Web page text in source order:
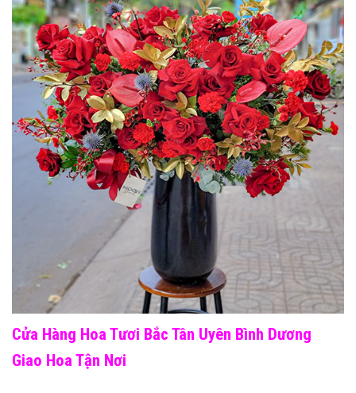
Cửa Hàng Hoa Tươi Bắc Tân Uyên Bình Dương
Giao Hoa Tận Nơi